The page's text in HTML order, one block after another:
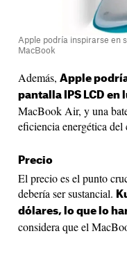
Apple podría inspirarse en
MacBook
Además, Apple
pantalla IPS LCD en
MacBook Air, y una
eficiencia energética
Precio
El precio es el punto
debería ser sustancial.
dólares, lo que lo
considera que el